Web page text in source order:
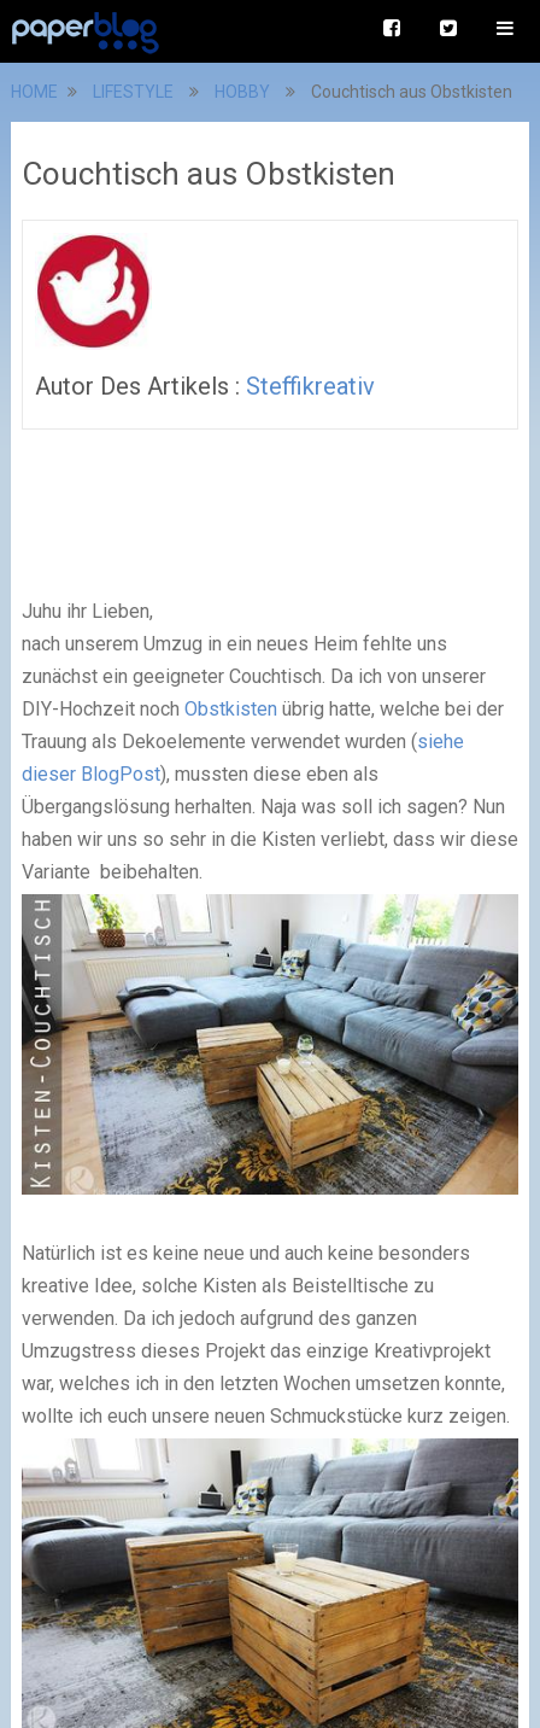
HOME LIFESTYLE HOBBY Couchtisch aus Obstkisten
Couchtisch aus Obstkisten
Autor Des Artikels : Steffikreativ
Juhu ihr Lieben,
nach unserem Umzug in ein neues Heim fehlte uns
zunächst ein geeigneter Couchtisch. Da ich von unserer
DIY-Hochzeit noch Obstkisten übrig hatte, welche bei der
Trauung als Dekoelemente verwendet wurden (siehe
dieser BlogPost), mussten diese eben als
Übergangslösung herhalten. Naja was soll ich sagen? Nun
haben wir uns so sehr in die Kisten verliebt, dass wir diese
Variante beibehalten.
Natürlich ist es keine neue und auch keine besonders
kreative Idee, solche Kisten als Beistelltische zu
verwenden. Da ich jedoch aufgrund des ganzen
Umzugstress dieses Projekt das einzige Kreativprojekt
war, welches ich in den letzten Wochen umsetzen konnte,
wollte ich euch unsere neuen Schmuckstücke kurz zeigen.